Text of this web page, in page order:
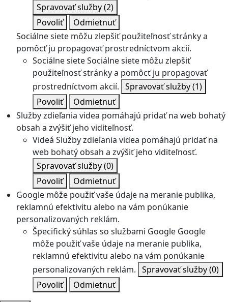
Spravovať služby(2)
Povoliť
Odmietnuť
Sociálne siete môžu zlepšiť použiteľnosť stránky a
pomôcť ju propagovať prostredníctvom akcií.
Sociálne sieteSociálne siete môžu zlepšiť
použiteľnosť stránky a pomôcť ju propagovať
prostredníctvom akcií. Spravovať služby(1)
Povoliť
Odmietnuť
Služby zdieľania videa pomáhajú pridať na web bohatý
obsah a zvýšiť jeho viditeľnosť.
Videá Služby zdieľania videa pomáhajú pridať na
web bohatý obsah a zvýšiť jeho viditeľnosť.
Spravovať služby(0)
Povoliť
Odmietnuť
Google môže použiť vaše údaje na meranie publika,
reklamnú efektivitu alebo na vám ponúkanie
personalizovaných reklám.
Špecifický súhlas so službami Google Google
môže použiť vaše údaje na meranie publika,
reklamnú efektivitu alebo na vám ponúkanie
personalizovaných reklám. Spravovať služby(0)
Povoliť
Odmietnuť